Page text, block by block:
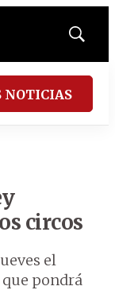
Mostrar
circos
el
pondrá